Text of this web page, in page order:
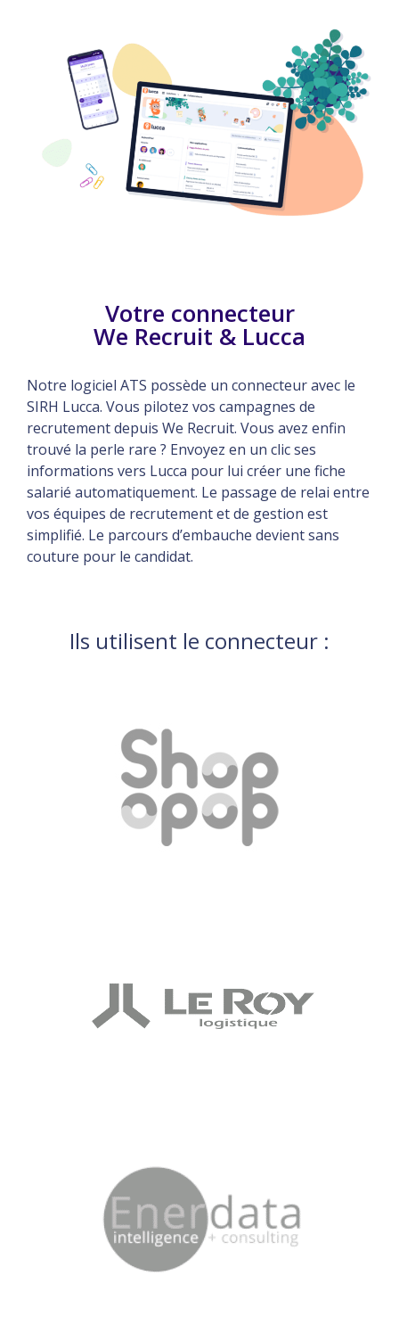
Votre connecteur
We Recruit & Lucca
Notre logiciel ATS possède un connecteur avec le
SIRH Lucca. Vous pilotez vos campagnes de
recrutement depuis We Recruit. Vous avez enfin
trouvé la perle rare ? Envoyez en un clic ses
informations vers Lucca pour lui créer une fiche
salarié automatiquement. Le passage de relai entre
vos équipes de recrutement et de gestion est
simplifié. Le parcours d’embauche devient sans
couture pour le candidat.
Ils utilisent le connecteur :